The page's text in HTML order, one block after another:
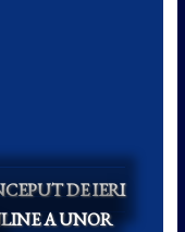
DE IERI
A UNOR